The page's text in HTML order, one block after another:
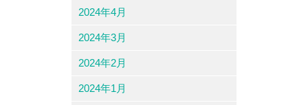
2024年4月
2024年3月
2024年2月
2024年1月